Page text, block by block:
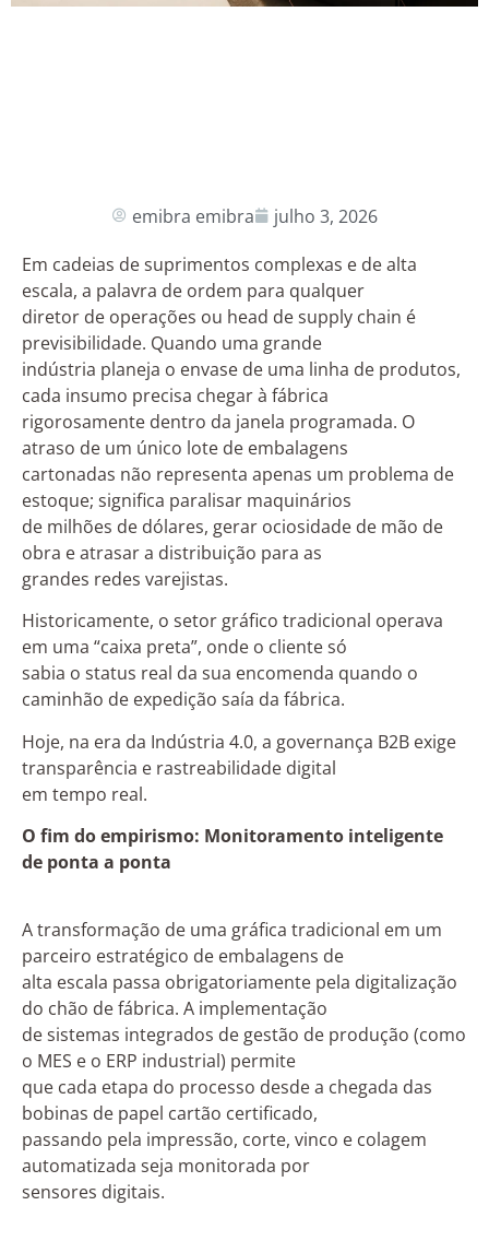
emibra emibra
julho 3, 2026
Em cadeias de suprimentos complexas e de alta
escala, a palavra de ordem para qualquer
diretor de operações ou head de supply chain é
previsibilidade. Quando uma grande
indústria planeja o envase de uma linha de produtos,
cada insumo precisa chegar à fábrica
rigorosamente dentro da janela programada. O
atraso de um único lote de embalagens
cartonadas não representa apenas um problema de
estoque; significa paralisar maquinários
de milhões de dólares, gerar ociosidade de mão de
obra e atrasar a distribuição para as
grandes redes varejistas.
Historicamente, o setor gráfico tradicional operava
em uma “caixa preta”, onde o cliente só
sabia o status real da sua encomenda quando o
caminhão de expedição saía da fábrica.
Hoje, na era da Indústria 4.0, a governança B2B exige
transparência e rastreabilidade digital
em tempo real.
O fim do empirismo: Monitoramento inteligente
de ponta a ponta
A transformação de uma gráfica tradicional em um
parceiro estratégico de embalagens de
alta escala passa obrigatoriamente pela digitalização
do chão de fábrica. A implementação
de sistemas integrados de gestão de produção (como
o MES e o ERP industrial) permite
que cada etapa do processo desde a chegada das
bobinas de papel cartão certificado,
passando pela impressão, corte, vinco e colagem
automatizada seja monitorada por
sensores digitais.